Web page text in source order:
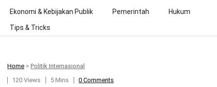
Ekonomi & Kebijakan Publik Pemerintah Hukum
Tips & Tricks
Home > Politik Internasional
120 Views
5 Mins 0 Comments